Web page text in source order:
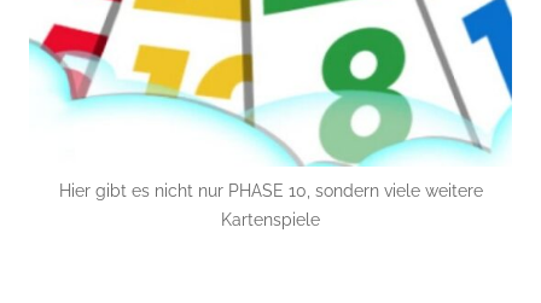
Hier gibt es nicht nur PHASE 10, sondern viele weitere
Kartenspiele